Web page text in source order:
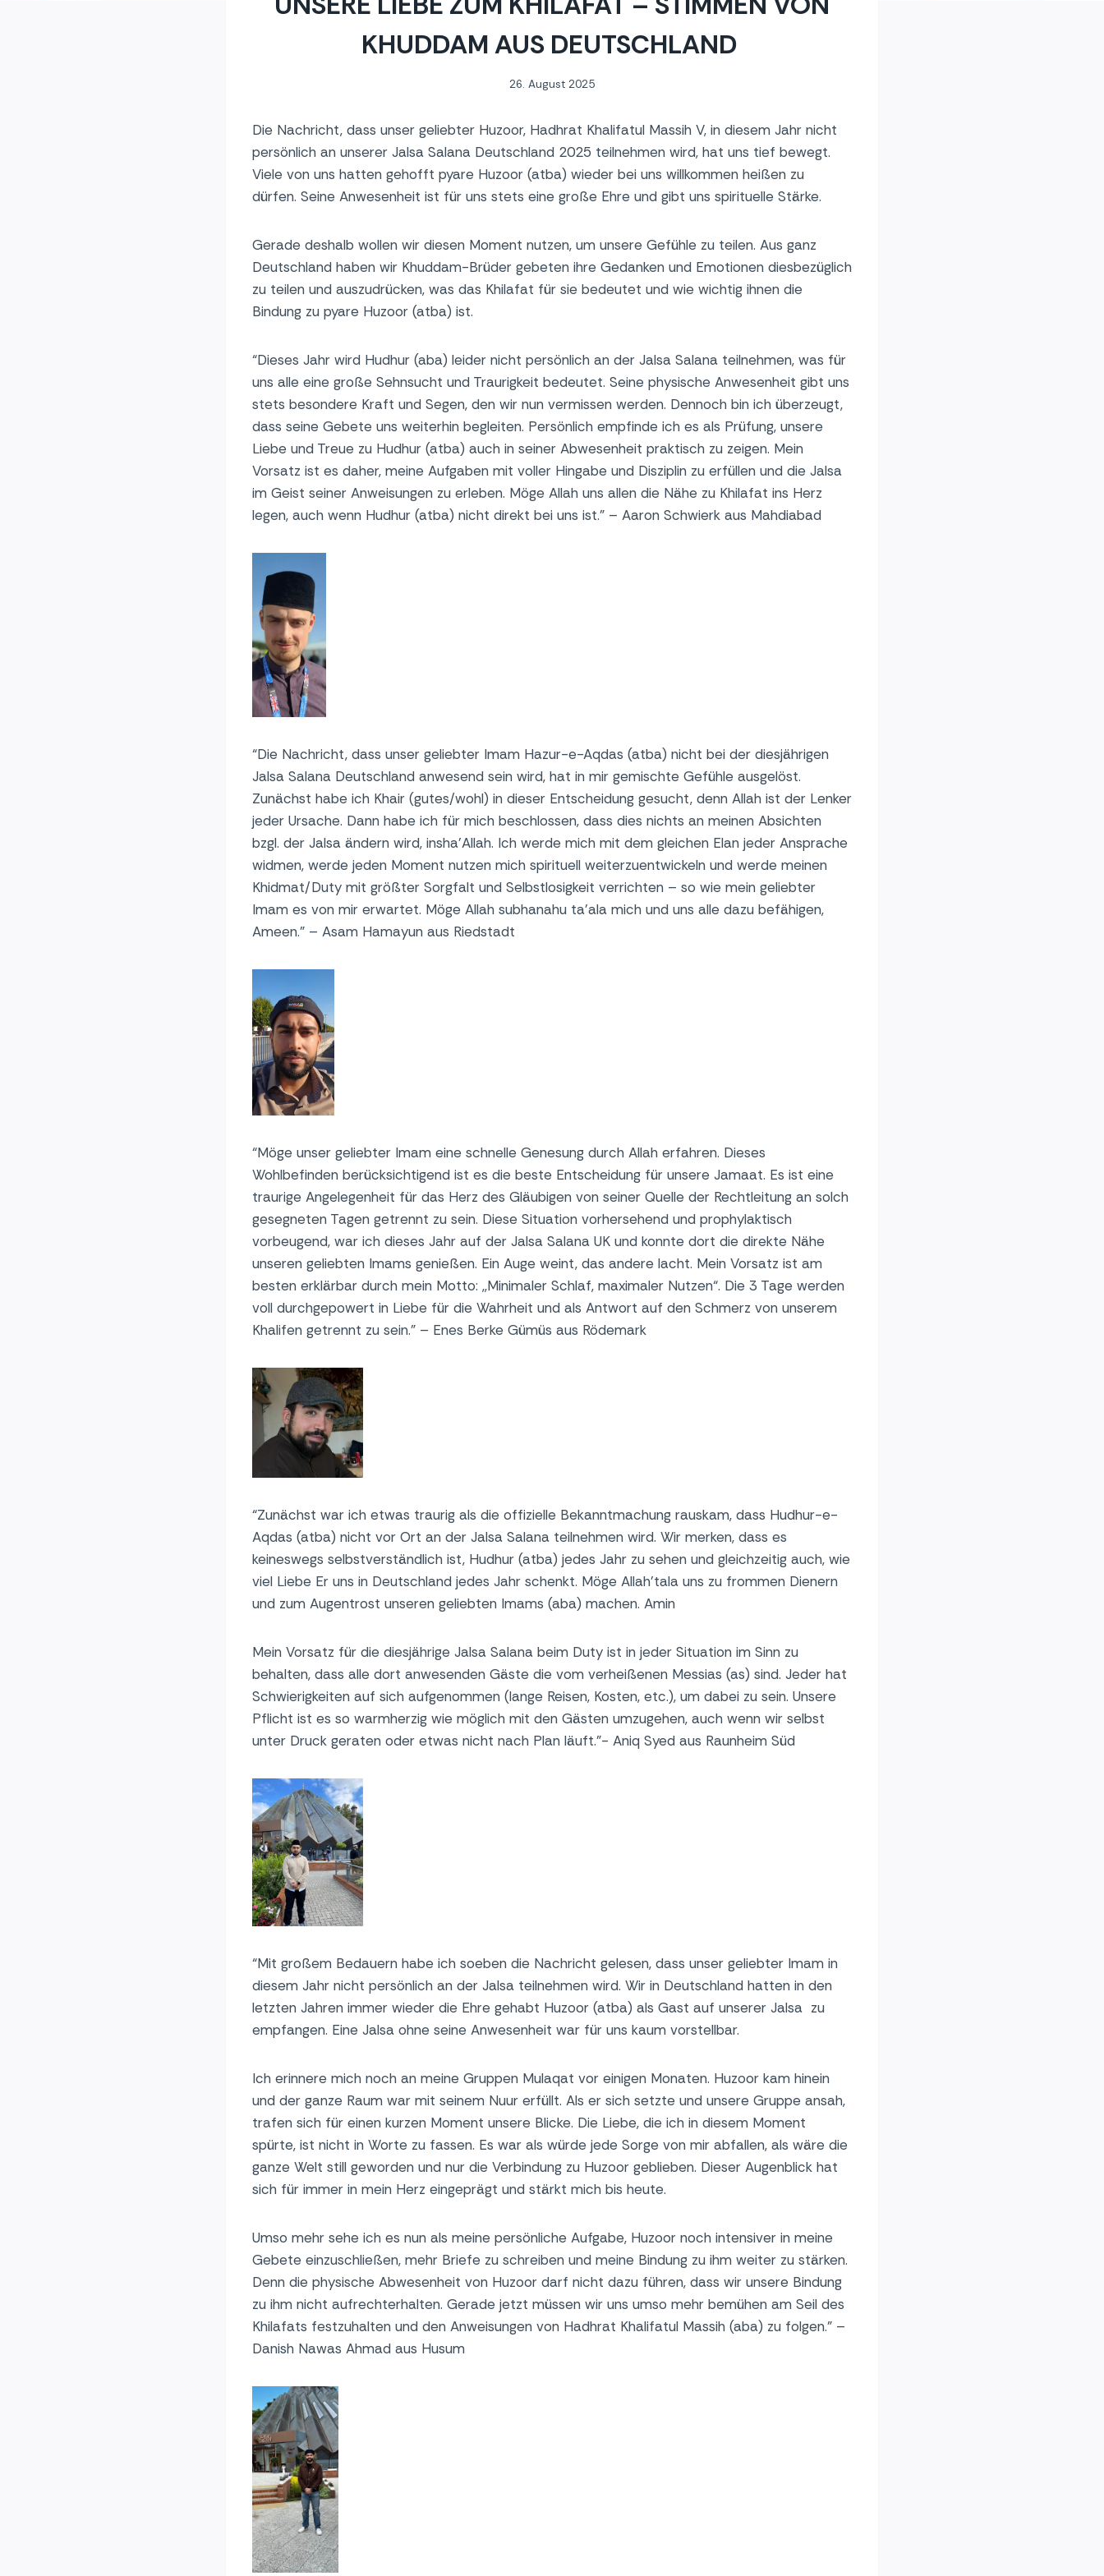
KHUDDAM AUS DEUTSCHLAND
26. August 2025
Die Nachricht, dass unser geliebter Huzoor, Hadhrat Khalifatul Massih V, in diesem Jahr nicht
persönlich an unserer Jalsa Salana Deutschland 2025 teilnehmen wird, hat uns tief bewegt.
Viele von uns hatten gehofft pyare Huzoor (atba) wieder bei uns willkommen heißen zu
dürfen. Seine Anwesenheit ist für uns stets eine große Ehre und gibt uns spirituelle Stärke.
Gerade deshalb wollen wir diesen Moment nutzen, um unsere Gefühle zu teilen. Aus ganz
Deutschland haben wir Khuddam-Brüder gebeten ihre Gedanken und Emotionen diesbezüglich
zu teilen und auszudrücken, was das Khilafat für sie bedeutet und wie wichtig ihnen die
Bindung zu pyare Huzoor (atba) ist.
“Dieses Jahr wird Hudhur (aba) leider nicht persönlich an der Jalsa Salana teilnehmen, was für
uns alle eine große Sehnsucht und Traurigkeit bedeutet. Seine physische Anwesenheit gibt uns
stets besondere Kraft und Segen, den wir nun vermissen werden. Dennoch bin ich überzeugt,
dass seine Gebete uns weiterhin begleiten. Persönlich empfinde ich es als Prüfung, unsere
Liebe und Treue zu Hudhur (atba) auch in seiner Abwesenheit praktisch zu zeigen. Mein
Vorsatz ist es daher, meine Aufgaben mit voller Hingabe und Disziplin zu erfüllen und die Jalsa
im Geist seiner Anweisungen zu erleben. Möge Allah uns allen die Nähe zu Khilafat ins Herz
legen, auch wenn Hudhur (atba) nicht direkt bei uns ist.” – Aaron Schwierk aus Mahdiabad
“Die Nachricht, dass unser geliebter Imam Hazur-e-Aqdas (atba) nicht bei der diesjährigen
Jalsa Salana Deutschland anwesend sein wird, hat in mir gemischte Gefühle ausgelöst.
Zunächst habe ich Khair (gutes/wohl) in dieser Entscheidung gesucht, denn Allah ist der Lenker
jeder Ursache. Dann habe ich für mich beschlossen, dass dies nichts an meinen Absichten
bzgl. der Jalsa ändern wird, insha’Allah. Ich werde mich mit dem gleichen Elan jeder Ansprache
widmen, werde jeden Moment nutzen mich spirituell weiterzuentwickeln und werde meinen
Khidmat/Duty mit größter Sorgfalt und Selbstlosigkeit verrichten – so wie mein geliebter
Imam es von mir erwartet. Möge Allah subhanahu ta’ala mich und uns alle dazu befähigen,
Ameen.” – Asam Hamayun aus Riedstadt
“Möge unser geliebter Imam eine schnelle Genesung durch Allah erfahren. Dieses
Wohlbefinden berücksichtigend ist es die beste Entscheidung für unsere Jamaat. Es ist eine
traurige Angelegenheit für das Herz des Gläubigen von seiner Quelle der Rechtleitung an solch
gesegneten Tagen getrennt zu sein. Diese Situation vorhersehend und prophylaktisch
vorbeugend, war ich dieses Jahr auf der Jalsa Salana UK und konnte dort die direkte Nähe
unseren geliebten Imams genießen. Ein Auge weint, das andere lacht. Mein Vorsatz ist am
besten erklärbar durch mein Motto: ,,Minimaler Schlaf, maximaler Nutzen“. Die 3 Tage werden
voll durchgepowert in Liebe für die Wahrheit und als Antwort auf den Schmerz von unserem
Khalifen getrennt zu sein.” – Enes Berke Gümüs aus Rödemark
“Zunächst war ich etwas traurig als die offizielle Bekanntmachung rauskam, dass Hudhur-e-
Aqdas (atba) nicht vor Ort an der Jalsa Salana teilnehmen wird. Wir merken, dass es
keineswegs selbstverständlich ist, Hudhur (atba) jedes Jahr zu sehen und gleichzeitig auch, wie
viel Liebe Er uns in Deutschland jedes Jahr schenkt. Möge Allah’tala uns zu frommen Dienern
und zum Augentrost unseren geliebten Imams (aba) machen. Amin
Mein Vorsatz für die diesjährige Jalsa Salana beim Duty ist in jeder Situation im Sinn zu
behalten, dass alle dort anwesenden Gäste die vom verheißenen Messias (as) sind. Jeder hat
Schwierigkeiten auf sich aufgenommen (lange Reisen, Kosten, etc.), um dabei zu sein. Unsere
Pflicht ist es so warmherzig wie möglich mit den Gästen umzugehen, auch wenn wir selbst
unter Druck geraten oder etwas nicht nach Plan läuft.”- Aniq Syed aus Raunheim Süd
“Mit großem Bedauern habe ich soeben die Nachricht gelesen, dass unser geliebter Imam in
diesem Jahr nicht persönlich an der Jalsa teilnehmen wird. Wir in Deutschland hatten in den
letzten Jahren immer wieder die Ehre gehabt Huzoor (atba) als Gast auf unserer Jalsa zu
empfangen. Eine Jalsa ohne seine Anwesenheit war für uns kaum vorstellbar.
Ich erinnere mich noch an meine Gruppen Mulaqat vor einigen Monaten. Huzoor kam hinein
und der ganze Raum war mit seinem Nuur erfüllt. Als er sich setzte und unsere Gruppe ansah,
trafen sich für einen kurzen Moment unsere Blicke. Die Liebe, die ich in diesem Moment
spürte, ist nicht in Worte zu fassen. Es war als würde jede Sorge von mir abfallen, als wäre die
ganze Welt still geworden und nur die Verbindung zu Huzoor geblieben. Dieser Augenblick hat
sich für immer in mein Herz eingeprägt und stärkt mich bis heute.
Umso mehr sehe ich es nun als meine persönliche Aufgabe, Huzoor noch intensiver in meine
Gebete einzuschließen, mehr Briefe zu schreiben und meine Bindung zu ihm weiter zu stärken.
Denn die physische Abwesenheit von Huzoor darf nicht dazu führen, dass wir unsere Bindung
zu ihm nicht aufrechterhalten. Gerade jetzt müssen wir uns umso mehr bemühen am Seil des
Khilafats festzuhalten und den Anweisungen von Hadhrat Khalifatul Massih (aba) zu folgen.” –
Danish Nawas Ahmad aus Husum